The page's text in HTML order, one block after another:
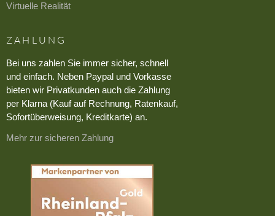
Virtuelle Realität
ZAHLUNG
Bei uns zahlen Sie immer sicher, schnell
und einfach. Neben Paypal und Vorkasse
bieten wir Privatkunden auch die Zahlung
per Klarna (Kauf auf Rechnung, Ratenkauf,
Sofortüberweisung, Kreditkarte) an.
Mehr zur sicheren Zahlung